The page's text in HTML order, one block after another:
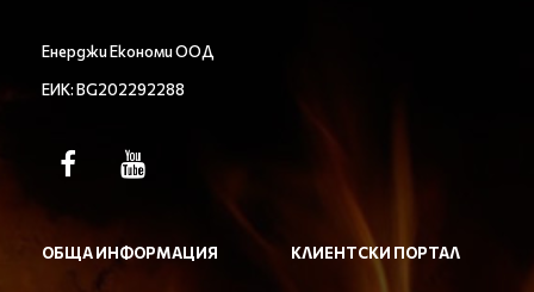
Енерджи Економи ООД
ЕИК: BG202292288
ОБЩА ИНФОРМАЦИЯ КЛИЕНТСКИ ПОРТАЛ